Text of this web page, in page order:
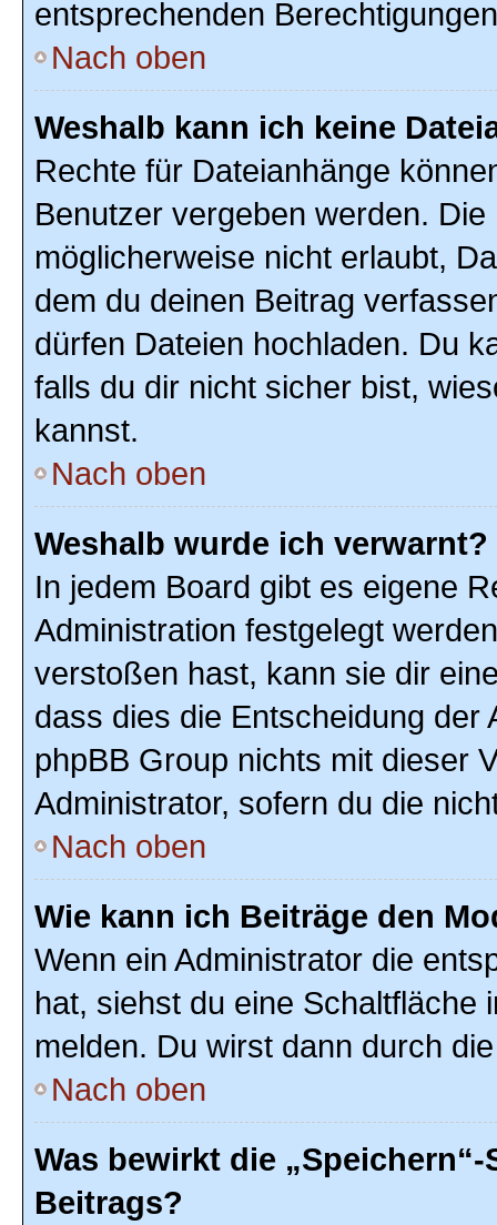
entsprechenden
Nach oben
Weshalb kann ich keine
Rechte für Dateianhänge
Benutzer vergeben werden.
möglicherweise nicht erlaubt,
dem du deinen Beitrag
dürfen Dateien hochladen. Du
falls du dir nicht sicher bist,
kannst.
Nach oben
Weshalb wurde ich verwarnt?
In jedem Board gibt es eigene
Administration festgelegt
verstoßen hast, kann sie dir
dass dies die Entscheidung der
phpBB Group nichts mit dieser
Administrator, sofern du die
Nach oben
Wie kann ich Beiträge den
Wenn ein Administrator die
hat, siehst du eine Schaltfläche
melden. Du wirst dann durch
Nach oben
Was bewirkt die
Beitrags?